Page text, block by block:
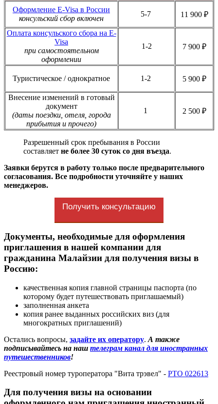
Оформление E-Visa в России
консульский сбор включен
5-7 11 900 ₽
Оплата консульского сбора на E-
Visa
при самостоятельном
оформлении
1-2 7 900 ₽
Туристическое / однократное 1-2 5 900 ₽
Внесение изменений в готовый
документ
(даты поездки, отеля, города
прибытия и прочего)
1 2 500 ₽
Разрешенный срок пребывания в России
составляет не более 30 суток со дня въезда.
Заявки берутся в работу только после предварительного
согласования. Все подробности уточняйте у наших
менеджеров.
Получить консультацию
Документы, необходимые для оформления
приглашения в нашей компании для
гражданина Малайзии для получения визы в
Россию:
качественная копия главной страницы паспорта (по
которому будет путешествовать приглашаемый)
заполненная анкета
копия ранее выданных российских виз (для
многократных приглашений)
Остались вопросы, задайте их оператору. А также
подписывайтесь на наш телеграм канал для иностранных
путешественников!
Реестровый номер туроператора "Вита трэвел" - РТО 022613
Для получения визы на основании